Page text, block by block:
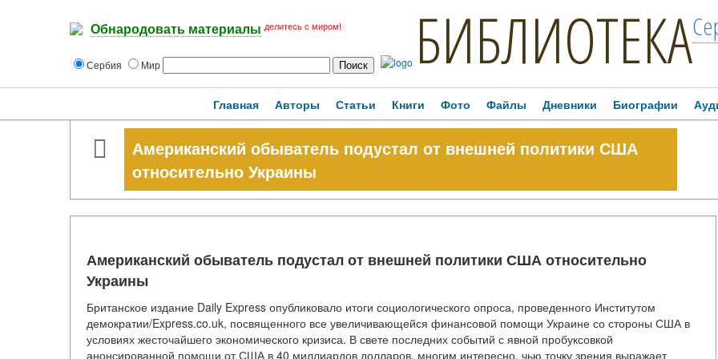
Обнародовать материалы делитесь с миром!
Сербия Мир БИБЛИОТЕКА
Главная Авторы Статьи Книги Фото Файлы Дневники Биографии
Американский обыватель подустал от внешней политики США
относительно Украины
Американский обыватель подустал от внешней политики США относительно
Украины
Британское издание Daily Express опубликовало итоги социологического опроса, проведенного Институтом
демократии/Express.co.uk, посвященного все увеличивающейся финансовой помощи Украине со стороны США в
условиях жесточайшего экономического кризиса. В свете последних событий с явной пробуксовкой
анонсированной помощи от США в 40 миллиардов долларов, многим интересно, чью точку зрения выражает